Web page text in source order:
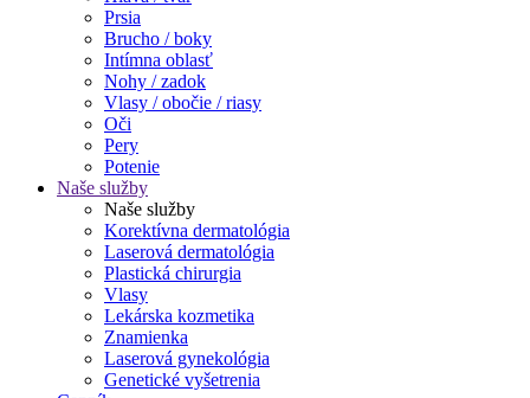
Prsia
Brucho / boky
Intímna oblasť
Nohy / zadok
Vlasy / obočie / riasy
Oči
Pery
Potenie
Naše služby
Naše služby
Korektívna dermatológia
Laserová dermatológia
Plastická chirurgia
Vlasy
Lekárska kozmetika
Znamienka
Laserová gynekológia
Genetické vyšetrenia